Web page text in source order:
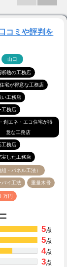
コミや評判を
山口
断熱の工務店
宅が得意な工務店
い工務店
工務店
創エネ・エコ住宅が得
意な工務店
工務店
実した工務店
・パネル工法）
バイ工法 重量木骨
万円
5点
5点
4点
3点